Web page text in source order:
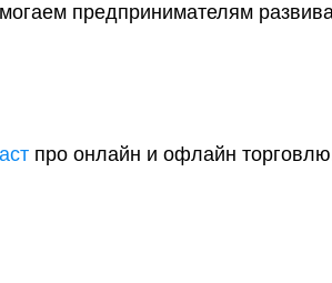
предпринимателям
про онлайн и офлайн